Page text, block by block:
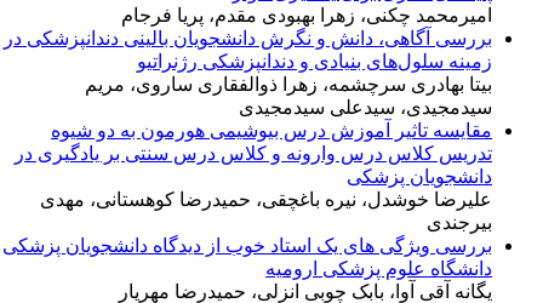
امیرمحمد چکنی، زهرا بهبودی مقدم، پریا فرجام
بررسی آگاهی، دانش و نگرش دانشجویان بالینی دندانپزشکی در
زمینه سلول‌های بنیادی و دندانپزشکی رژنراتیو
بیتا بهادری سرچشمه، زهرا ذوالفقاری ساروی، مریم
سیدمجیدی، سیدعلی سیدمجیدی
مقایسه تاثیر آموزش درس بیوشیمی هورمون به دو شیوه
تدریس کلاس درس وارونه و کلاس درس سنتی بر یادگیری در
دانشجویان پزشکی
علیرضا خوشدل، نیره باغچقی، حمیدرضا کوهستانی، مهدی
بیرجندی
بررسی ویژگی های یک استاد خوب از دیدگاه دانشجویان پزشکی
دانشگاه علوم پزشکی ارومیه
یگانه آقی آوا، بابک چوبی انزلی، حمیدرضا مهریار